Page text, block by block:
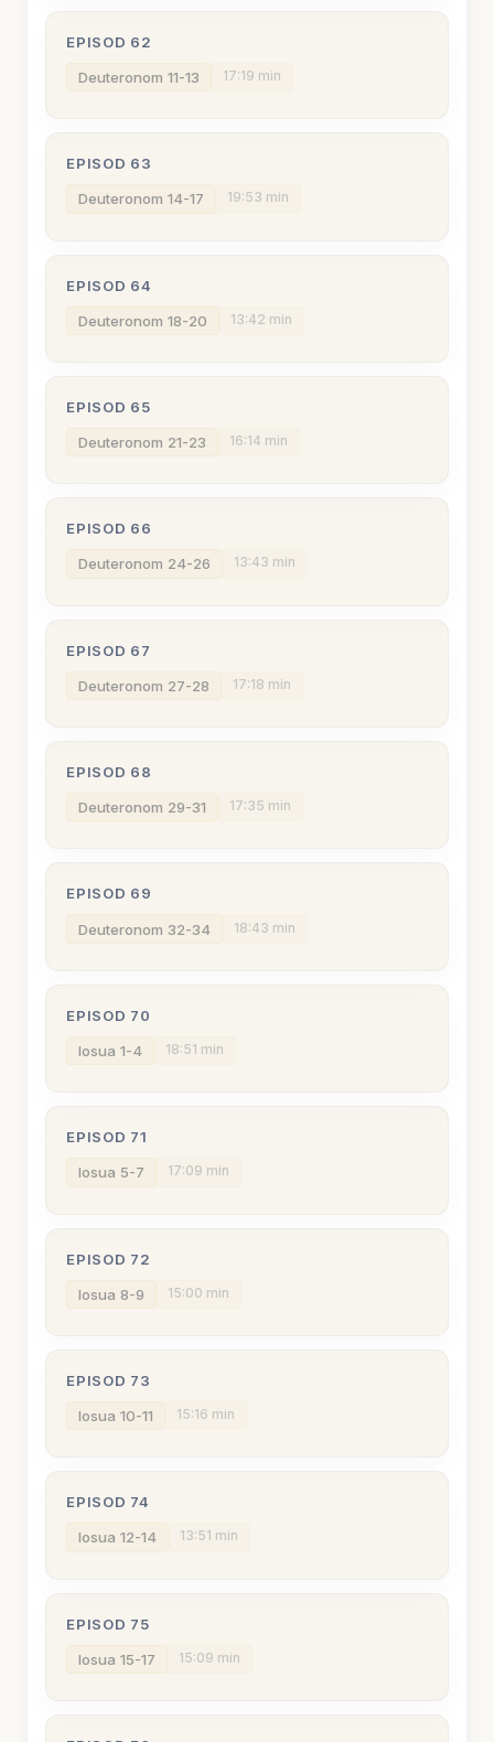
EPISOD 62
Deuteronom 11-13 17:19 min
EPISOD 63
Deuteronom 14-17 19:53 min
EPISOD 64
Deuteronom 18-20 13:42 min
EPISOD 65
Deuteronom 21-23 16:14 min
EPISOD 66
Deuteronom 24-26 13:43 min
EPISOD 67
Deuteronom 27-28 17:18 min
EPISOD 68
Deuteronom 29-31 17:35 min
EPISOD 69
Deuteronom 32-34 18:43 min
EPISOD 70
Iosua 1-4 18:51 min
EPISOD 71
Iosua 5-7 17:09 min
EPISOD 72
Iosua 8-9 15:00 min
EPISOD 73
Iosua 10-11 15:16 min
EPISOD 74
Iosua 12-14 13:51 min
EPISOD 75
Iosua 15-17 15:09 min